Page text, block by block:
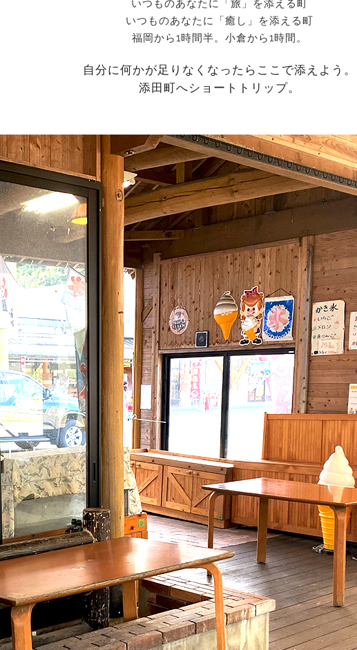
いつものあなたに「旅」を添える町
いつものあなたに「癒し」を添える町
福岡から1時間半。小倉から1時間。
自分に何かが足りなくなったらここで添えよう。
添田町へショートトリップ。